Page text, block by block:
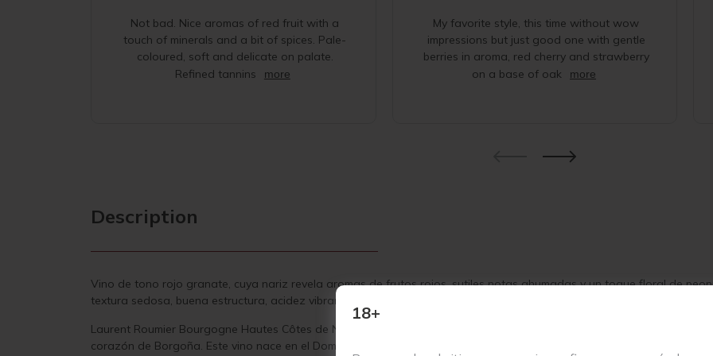
18+
Not bad. Nice aromas of red fruit with a
touch of minerals and a bit of spices. Pale-
coloured, soft and delicate on palate.
Refined tannins
more
My favorite style, this time without wow
impressions but just good one with gentle
berries in aroma, red cherry and strawberry
on a base of oak
more
Description
Vino de tono rojo granate, cuya nariz revela aromas de frutos rojos, sutiles notas ahumadas y un toque floral de
textura sedosa, buena estructura, acidez vibrante y taninos redondeados.
Laurent Roumier Bourgogne Hautes Côtes de Nuits 2022 es un vino tinto seco elaborado al 100 % con Pinot Noir
corazón de Borgoña. Este vino nace en el Domaine Laurent Roumier, ubicado en Chambolle-Musigny, una bodega